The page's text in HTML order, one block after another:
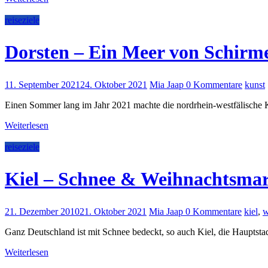
reiseziele
Dorsten – Ein Meer von
11. September 2021 24. Oktober 2021 Mia Jaap 0 Kommentare kunst
Einen Sommer lang im Jahr 2021 machte die nordrhein-
Weiterlesen
reiseziele
Kiel – Schnee &
21. Dezember 201021. Oktober 2021 Mia Jaap 0 Kommentare kiel,
Ganz Deutschland ist mit Schnee bedeckt, so auch Kiel, die
Weiterlesen